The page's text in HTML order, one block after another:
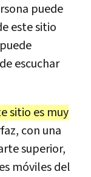
puede
este sitio
escuchar
sitio es muy
con una
superior,
móviles del